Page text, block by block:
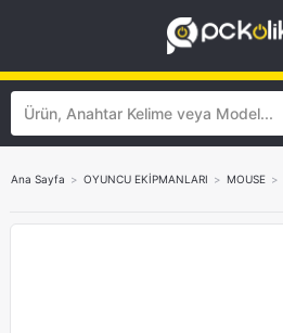
Ana Sayfa > OYUNCU EKİPMANLARI > MOUSE >